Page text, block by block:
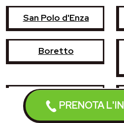
PRENOTA
San Polo d'Enza
Boretto
Castelnovo di
Sotto